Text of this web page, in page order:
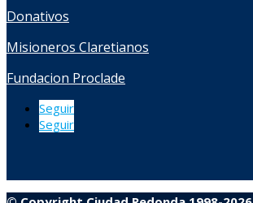
Donativos
Misioneros Claretianos
Fundacion Proclade
Seguir
Seguir